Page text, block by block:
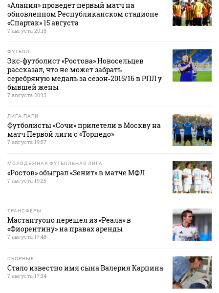
«Алания» проведет первый матч на
обновленном Республиканском стадионе
«Спартак» 15 августа
7 августа 20:18
ФУТБОЛ
Экс‑футболист «Ростова» Новосельцев
рассказал, что не может забрать
серебряную медаль за сезон‑2015/16 в РПЛ у
бывшей жены
7 августа 20:13
ЛИГА ПАРИ
Футболисты «Сочи» прилетели в Москву на
матч Первой лиги с «Торпедо»
7 августа 19:57
МОЛОДЕЖНАЯ ФУТБОЛЬНАЯ ЛИГА
«Ростов» обыграл «Зенит» в матче МФЛ
7 августа 19:25
ТРАНСФЕРЫ
Мастантуоно перешел из «Реала» в
«Фиорентину» на правах аренды
7 августа 17:48
СБОРНЫЕ
Стало известно имя сына Валерия Карпина
7 августа 17:34